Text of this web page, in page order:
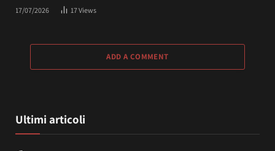
17/07/2026 17Views
ADD A COMMENT
Ultimi articoli